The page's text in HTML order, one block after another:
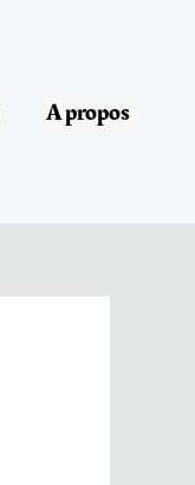
A propos